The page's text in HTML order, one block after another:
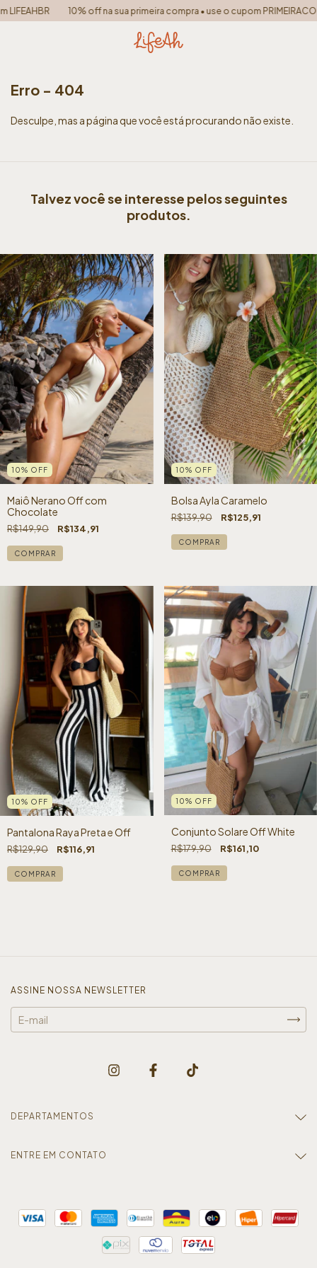
10% off na sua primeira compra • use o cupom
Erro - 404
Desculpe, mas a página que você está procurando não existe.
Talvez você se interesse pelos seguintes
produtos.
10% OFF
Maiô Nerano Off com
Chocolate
R$149,90 R$134,91
COMPRAR
10% OFF
Bolsa Ayla Caramelo
R$139,90 R$125,91
10% OFF
Pantalona Raya Preta e Off
R$129,90 R$116,91
COMPRAR
10% OFF
Conjunto Solare Off White
R$179,90 R$161,10
COMPRAR
ASSINE NOSSA NEWSLETTER
DEPARTAMENTOS
ENTRE EM CONTATO